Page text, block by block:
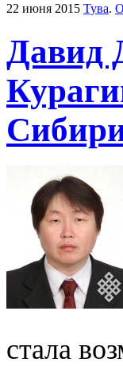
22 июня 2015 Тува.
Давид
стала